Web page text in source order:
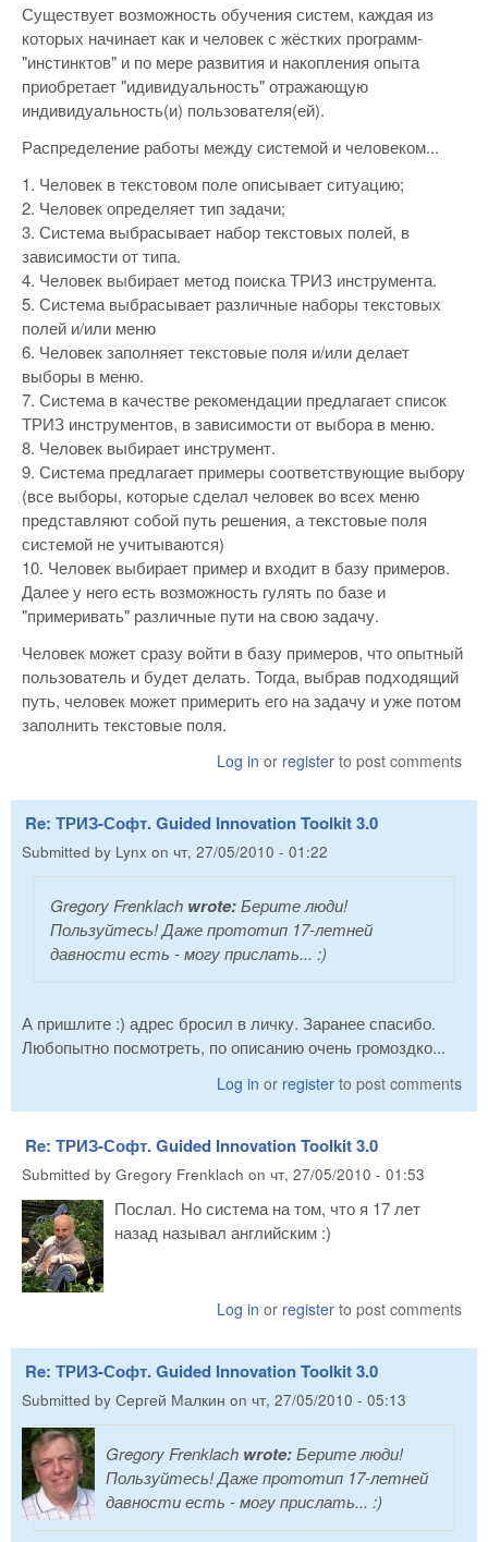
Существует возможность обучения систем, каждая из
которых начинает как и человек с жёстких программ-
"инстинктов" и по мере развития и накопления опыта
приобретает "идивидуальность" отражающую
индивидуальность(и) пользователя(ей).
Распределение работы между системой и человеком...
1. Человек в текстовом поле описывает ситуацию;
2. Человек определяет тип задачи;
3. Система выбрасывает набор текстовых полей, в
зависимости от типа.
4. Человек выбирает метод поиска ТРИЗ инструмента.
5. Система выбрасывает различные наборы текстовых
полей и/или меню
6. Человек заполняет текстовые поля и/или делает
выборы в меню.
7. Система в качестве рекомендации предлагает список
ТРИЗ инструментов, в зависимости от выбора в меню.
8. Человек выбирает инструмент.
9. Система предлагает примеры соответствующие выбору
(все выборы, которые сделал человек во всех меню
представляют собой путь решения, а текстовые поля
системой не учитываются)
10. Человек выбирает пример и входит в базу примеров.
Далее у него есть возможность гулять по базе и
"примеривать" различные пути на свою задачу.
Человек может сразу войти в базу примеров, что опытный
пользователь и будет делать. Тогда, выбрав подходящий
путь, человек может примерить его на задачу и уже потом
заполнить текстовые поля.
Log in or register to post comments
Re: ТРИЗ-Софт. Guided Innovation Toolkit 3.0
Submitted by Lynx on чт, 27/05/2010 - 01:22
Gregory Frenklach wrote:Берите люди!
Пользуйтесь! Даже прототип 17-летней
давности есть - могу прислать... :)
А пришлите :) адрес бросил в личку. Заранее спасибо.
Любопытно посмотреть, по описанию очень громоздко...
Log in or register to post comments
Re: ТРИЗ-Софт. Guided Innovation Toolkit 3.0
Submitted by Gregory Frenklach on чт, 27/05/2010 - 01:53
Послал. Но система на том, что я 17 лет
назад называл английским :)
Log in or register to post comments
Re: ТРИЗ-Софт. Guided Innovation Toolkit 3.0
Submitted by Сергей Малкин on чт, 27/05/2010 - 05:13
Gregory Frenklach wrote:Берите люди!
Пользуйтесь! Даже прототип 17-летней
давности есть - могу прислать... :)